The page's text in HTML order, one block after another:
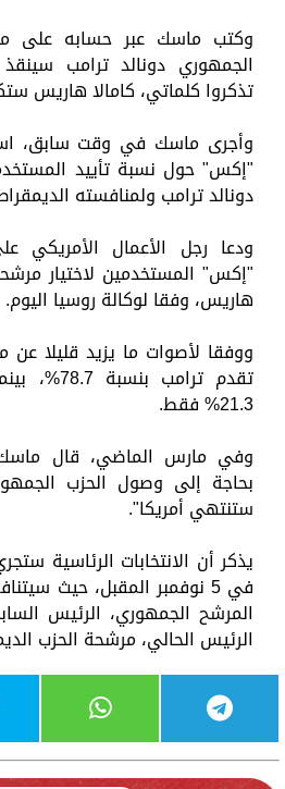
وكتب ماسك عبر حسابه على
الجمهوري دونالد ترامب سينقذ
تذكروا كلماتي، كامالا هاريس
وأجرى ماسك في وقت سابق،
"إكس" حول نسبة تأييد
دونالد ترامب ولمنافسته
ودعا رجل الأعمال
"إكس" المستخدمين لاختيار
هاريس، وفقا لوكالة روسيا اليوم.
ووفقا لأصوات ما يزيد قليلا
تقدم
21.3% فقط.
وفي مارس الماضي، قال ماسك
بحاجة إلى وصول الحزب
ستنتهي أمريكا".
يذكر أن الانتخابات الرئاسية
في 5 نوفمبر المقبل، حيث
المرشح الجمهوري، الرئيس
الرئيس الحالي، مرشحة الحزب